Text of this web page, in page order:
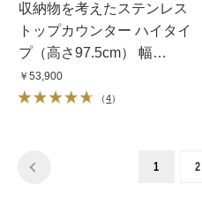
収納物を考えたステンレス
トップカウンター ハイタイ
プ（高さ97.5cm） 幅
59.5cm
￥53,900
（4）
1 2